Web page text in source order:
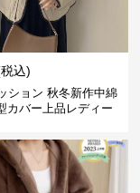
込)
ション 秋冬新作中綿
カバー上品レディー